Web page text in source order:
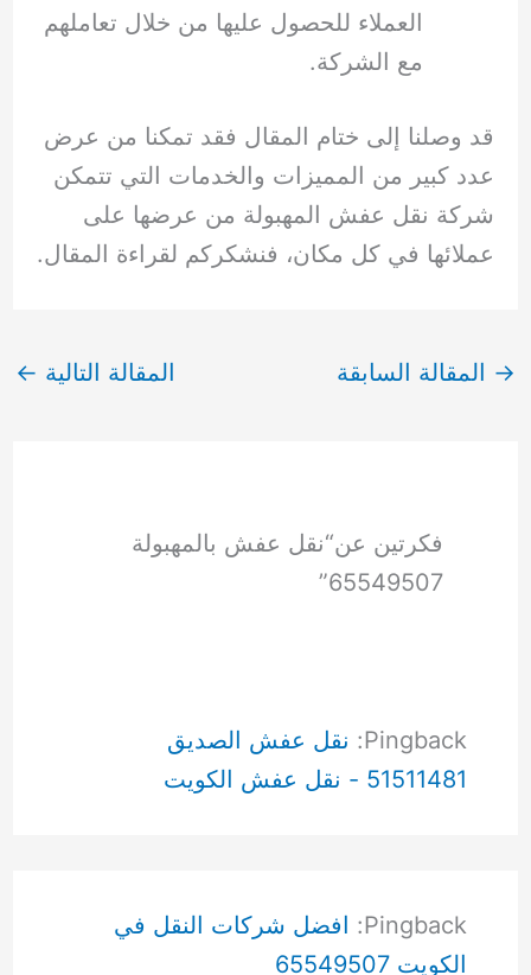
العملاء للحصول عليها من خلال تعاملهم
مع الشركة.
قد وصلنا إلى ختام المقال فقد تمكنا من عرض
عدد كبير من المميزات والخدمات التي تتمكن
شركة نقل عفش المهبولة من عرضها على
عملائها في كل مكان، فنشكركم لقراءة المقال.
→ المقالة السابقة المقالة التالية ←
فكرتين عن“نقل عفش بالمهبولة
65549507”
Pingback:
نقل عفش الصديق
51511481 - نقل عفش الكويت
Pingback:
افضل شركات النقل في
الكويت 65549507